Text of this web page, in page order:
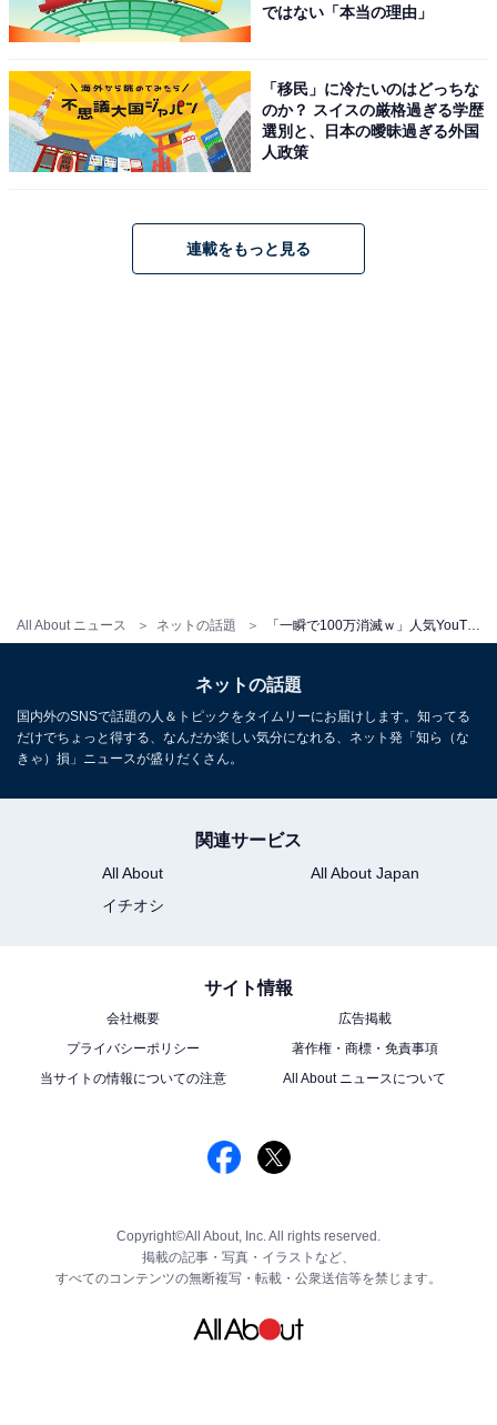
All About ニュース ネットの話題
ではない「本当の理由」
「移民」に冷たいのはどっちな
のか？ スイスの厳格過ぎる学歴
選別と、日本の曖昧過ぎる外国
人政策
連載をもっと見る
ネットの話題
国内外のSNSで話題の人＆トピックをタイムリーにお届けします。知ってる
だけでちょっと得する、なんだか楽しい気分になれる、ネット発「知ら（な
きゃ）損」ニュースが盛りだくさん。
関連サービス
All About
All About Japan
イチオシ
サイト情報
会社概要
広告掲載
プライバシーポリシー
著作権・商標・免責事項
当サイトの情報についての注意
All About ニュースについて
Copyright©All About, Inc. All rights reserved.
掲載の記事・写真・イラストなど、
すべてのコンテンツの無断複写・転載・公衆送信等を禁じます。